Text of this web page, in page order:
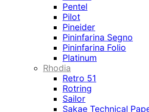
Pentel
Pilot
Pineider
Pininfarina Segno
Pininfarina Folio
Platinum
Rhodia
Retro 51
Rotring
Sailor
Sakae Technical